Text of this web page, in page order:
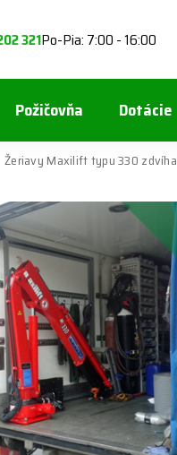
321Po-Pia: 7:00 - 16:00
Požičovňa Dotácie
Žeriavy Maxilift typu 330